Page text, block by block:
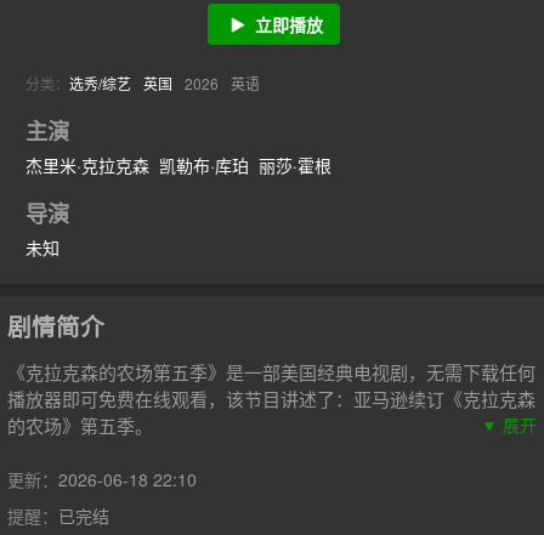
立即播放
分类： 选秀/综艺 英国 2026 英语
主演
杰里米·克拉克森 凯勒布·库珀 丽莎·霍根
导演
未知
剧情简介
《克拉克森的农场第五季》是一部美国经典电视剧，无需下载任何
播放器即可免费在线观看，该节目讲述了：亚马逊续订《克拉克森
的农场》第五季。
▼ 展开
更新： 2026-06-18 22:10
提醒： 已完结